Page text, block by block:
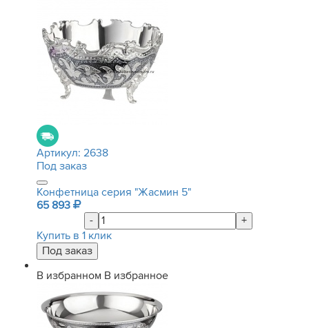
Артикул: 2638
Под заказ
Конфетница серия "Жасмин 5"
65 893
-
+
Купить в 1 клик
В избранном В избранное